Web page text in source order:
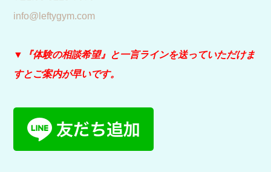
info@leftygym.com
▼『体験の相談希望』と一言ラインを送っていただけま
すとご案内が早いです。